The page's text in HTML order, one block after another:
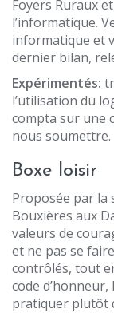
Foyers Ruraux
l’informatique.
informatique et
dernier bilan,
Expérimentés:
l’utilisation du
compta sur une
nous soumettre.
Boxe loisir
Proposée par la
Bouxières aux
valeurs de
et ne pas se
contrôlés, tout
code
pratiquer plutôt